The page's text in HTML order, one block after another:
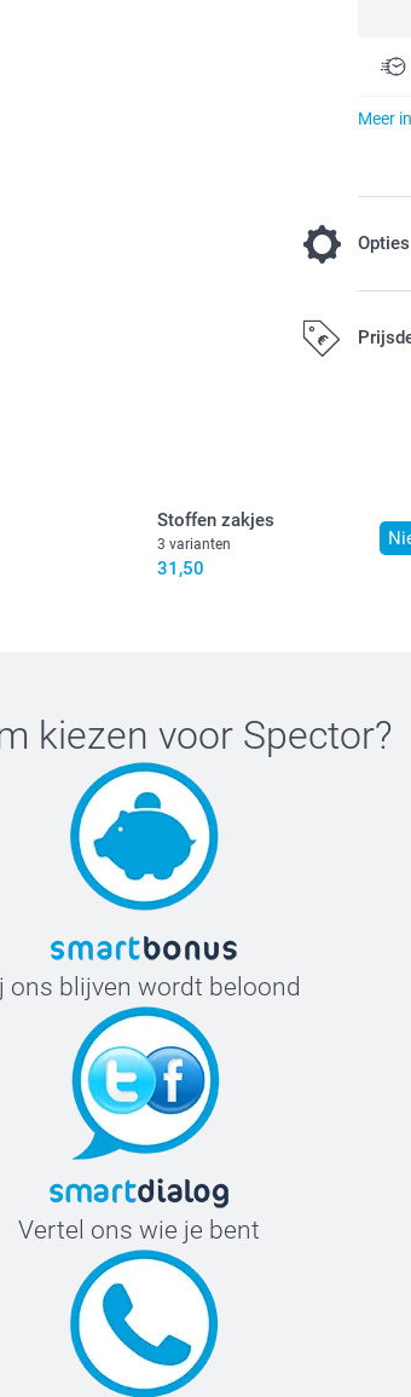
Meer
Opties
Wil je
Stoffen zakjes
3 varianten
31,50
kiezen voor Spector?
ons blijven wordt beloond
Vertel ons wie je bent